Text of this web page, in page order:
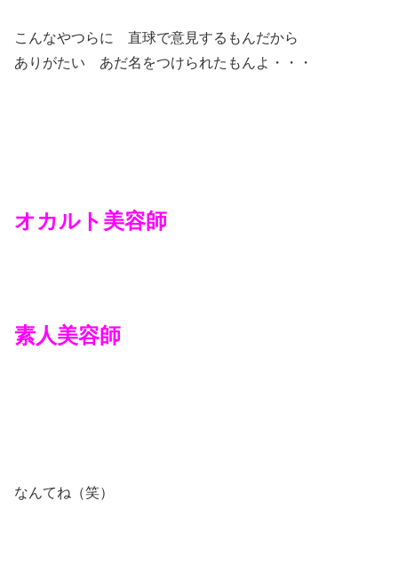
こんなやつらに 直球で意見するもんだから
ありがたい あだ名をつけられたもんよ・・・
オカルト美容師
素人美容師
なんてね（笑）